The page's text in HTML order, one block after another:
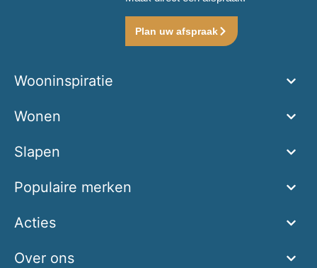
Plan uw afspraak
Wooninspiratie
Wonen
Slapen
Populaire merken
Acties
Over ons